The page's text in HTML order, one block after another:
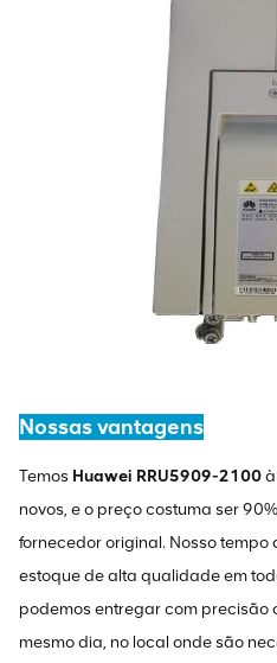
Nossas vantagens
Temos Huawei RRU5909-2100
novos, e o preço costuma ser
fornecedor original. Nosso
estoque de alta qualidade em
podemos entregar com precisão
mesmo dia, no local onde são